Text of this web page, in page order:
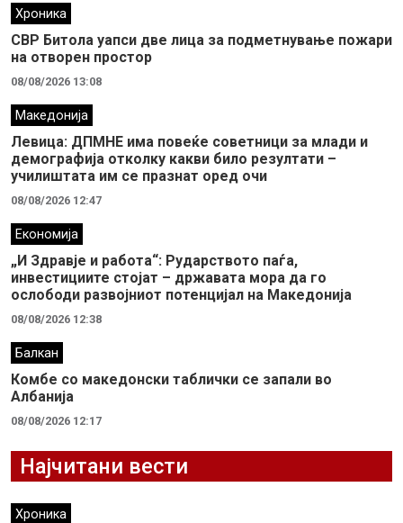
Хроника
СВР Битола уапси две лица за подметнување пожари
на отворен простор
08/08/2026 13:08
Македонија
Левица: ДПМНЕ има повеќе советници за млади и
демографија отколку какви било резултати –
училиштата им се празнат оред очи
08/08/2026 12:47
Економија
„И Здравје и работа“: Рударството паѓа,
инвестициите стојат – државата мора да го
ослободи развојниот потенцијал на Македонија
08/08/2026 12:38
Балкан
Комбе со македонски таблички се запали во
Албанија
08/08/2026 12:17
Најчитани вести
Хроника